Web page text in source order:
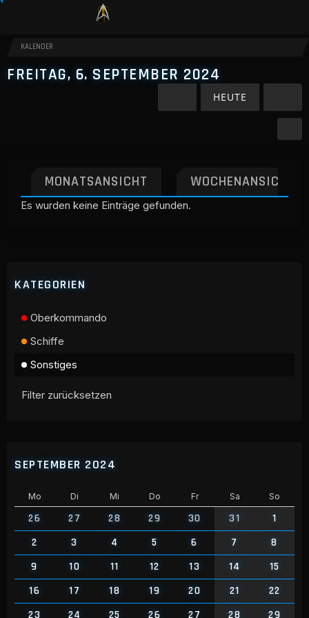
KALENDER
FREITAG, 6. SEPTEMBER 2024
HEUTE
MONATSANSICHT WOCHENANSICHT
Es wurden keine Einträge gefunden.
KATEGORIEN
Oberkommando
Schiffe
Sonstiges
Filter zurücksetzen
SEPTEMBER 2024
Mo Di Mi Do Fr Sa So
26 27 28 29 30 31
1
2
3 4 5 6 7
8
9
10 11 12 13 14
15
16
17 18 19 20 21
22
23
24 25 26 27 28 29